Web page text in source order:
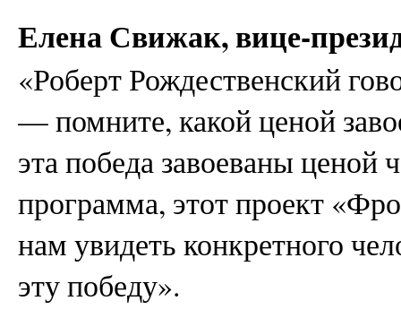
Елена Свижак, вице-
«Роберт Рождественский
— помните, какой ценой
эта победа завоеваны ценой
программа, этот проект
нам увидеть конкретного
эту победу».